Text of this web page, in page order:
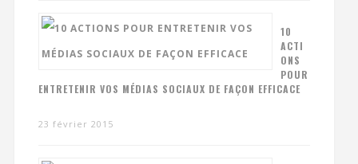
10
ACTI
ONS
POUR
ENTRETENIR VOS MÉDIAS SOCIAUX DE FAÇON EFFICACE
23 février 2015